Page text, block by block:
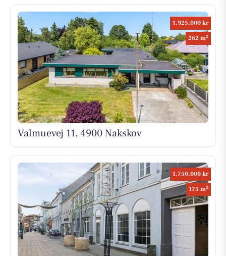
1.925.000 kr
262 m2
Valmuevej 11, 4900 Nakskov
1.750.000 kr
175 m2